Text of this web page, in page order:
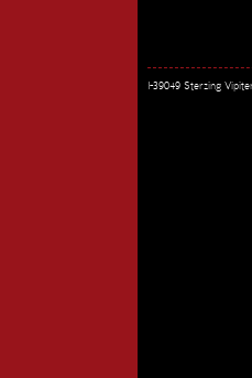
I-39049 Sterzing